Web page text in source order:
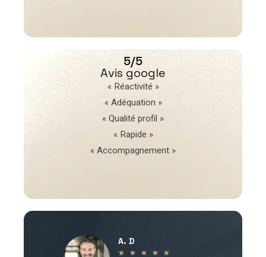
5/5
Avis google
« Réactivité »
« Adéquation »
« Qualité profil »
« Rapide »
« Accompagnement »
A. D
★ ★ ★ ★ ★